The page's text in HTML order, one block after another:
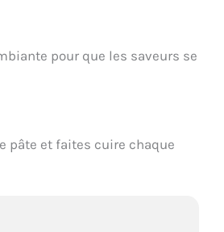
pour que les saveurs se
pâte et faites cuire chaque